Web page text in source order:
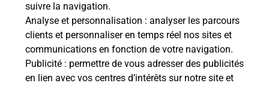
suivre la navigation.
Analyse et personnalisation : analyser les parcours
clients et personnaliser en temps réel nos sites et
communications en fonction de votre navigation.
Publicité : permettre de vous adresser des publicités
en lien avec vos centres d’intérêts sur notre site et
Boîte aux lettres La Poste
Prochaine collecte du courrierlundià 12h00
13 Rue General De Gaulle
45450 Fay Aux Loges